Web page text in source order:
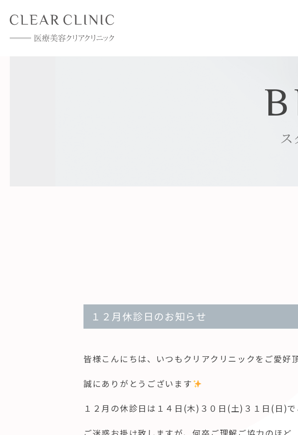
ス
１２月休診日のお知らせ
皆様こんにちは、いつもクリアクリニックをご愛好
誠にありがとうございます
１２月の休診日は１４日(木)３０日(土)３１日(日)で